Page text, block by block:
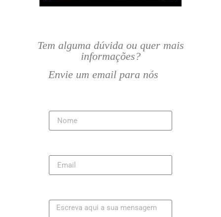
Tem alguma dúvida ou quer mais
informações?
Envie um email para nós